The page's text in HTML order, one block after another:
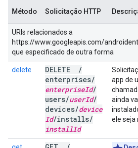
Método Solicitação HTTP
URIs relacionados a
https://www.googleapis.com/
que especificado de outra forma
delete DELETE
/
enterprises/
enterpriseId/
users/userId/
devices/device
Id/installs/
installId
app de
ainda
ele seja